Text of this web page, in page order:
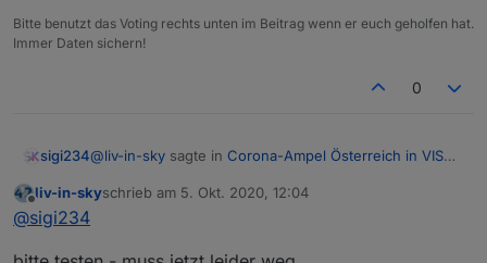
Bitte benutzt das Voting rechts unten im Beitrag wenn er euch geholfen hat.
Immer Daten sichern!
0
sigi234@liv-in-sky sagte in Corona-Ampel Österreich in VIS
die sortierung muss noch gemacht werden -
Offline
liv-in-skyschrieb am 5. Okt. 2020, 12:04
zuletzt editiert von
@sigi234